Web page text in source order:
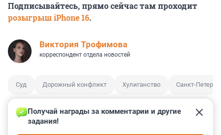
Подписывайтесь, прямо сейчас там проходит
розыгрыш iPhone 16.
Виктория Трофимова
корреспондент отдела новостей
Суд Дорожный конфликт Хулиганство Санкт-
Получай награды за комментарии и другие
задания!